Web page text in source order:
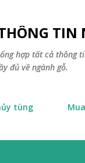
hợp tất cả thông
đủ về ngành gỗ.
tùng